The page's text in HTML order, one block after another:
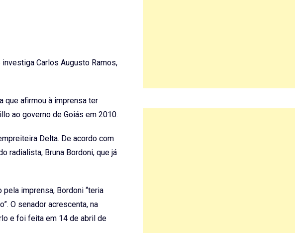
Carlos Augusto Ramos,
que afirmou à imprensa ter
ao governo de Goiás em 2010.
Delta. De acordo com
radialista, Bruna Bordoni, que já
imprensa, Bordoni “teria
O senador acrescenta, na
e foi feita em 14 de abril de